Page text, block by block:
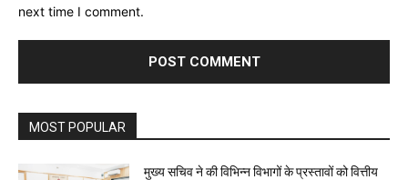
next time I comment.
MOST POPULAR
मुख्य सचिव ने की विभिन्न विभागों के प्रस्तावों को वित्तीय